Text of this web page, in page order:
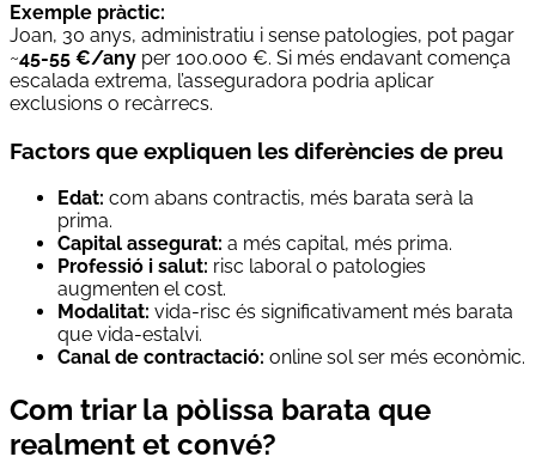
Exemple pràctic:
Joan, 30 anys, administratiu i sense patologies, pot pagar
~45-55 €/any per 100.000 €. Si més endavant comença
escalada extrema, l’asseguradora podria aplicar
exclusions o recàrrecs.
Factors que expliquen les diferències de preu
Edat: com abans contractis, més barata serà la
prima.
Capital assegurat: a més capital, més prima.
Professió i salut: risc laboral o patologies
augmenten el cost.
Modalitat: vida-risc és significativament més barata
que vida-estalvi.
Canal de contractació: online sol ser més econòmic.
Com triar la pòlissa barata que
realment et convé?